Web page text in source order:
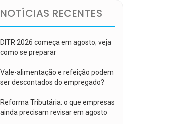
NOTÍCIAS RECENTES
DITR 2026 começa em agosto; veja
como se preparar
Vale-alimentação e refeição podem
ser descontados do empregado?
Reforma Tributária: o que empresas
ainda precisam revisar em agosto